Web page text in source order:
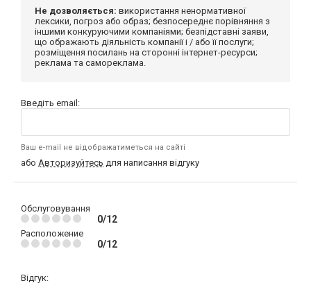
Не дозволяється: використання ненормативної
лексики, погроз або образ; безпосереднє порівняння з
іншими конкуруючими компаніями; безпідставні заяви,
що ображають діяльність компанії і / або її послуги;
розміщення посилань на сторонні інтернет-ресурси;
реклама та самореклама.
Введіть email:
Ваш e-mail не відображатиметься на сайті
або Авторизуйтесь для написання відгуку
Обслуговування
0/12
Расположение
0/12
Відгук: